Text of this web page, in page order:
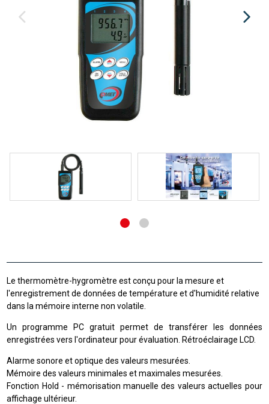
Le thermomètre-hygromètre est conçu pour la mesure et
l'enregistrement de données de température et d'humidité relative
dans la mémoire interne non volatile.
Un programme PC gratuit permet de transférer les données
enregistrées vers l'ordinateur pour évaluation. Rétroéclairage LCD.
Alarme sonore et optique des valeurs mesurées.
Mémoire des valeurs minimales et maximales mesurées.
Fonction Hold - mémorisation manuelle des valeurs actuelles pour
affichage ultérieur.